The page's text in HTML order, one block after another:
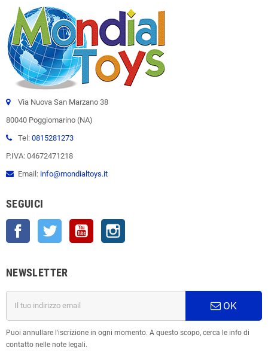
Via Nuova San Marzano 38
80040 Poggiomarino (NA)
Tel: 0815281273
P.IVA: 04672471218
Email: info@mondialtoys.it
SEGUICI
Facebook Twitter YouTube
NEWSLETTER
OK
Puoi annullare l'iscrizione in ogni momento. A questo scopo, cerca le info di
contatto nelle note legali.